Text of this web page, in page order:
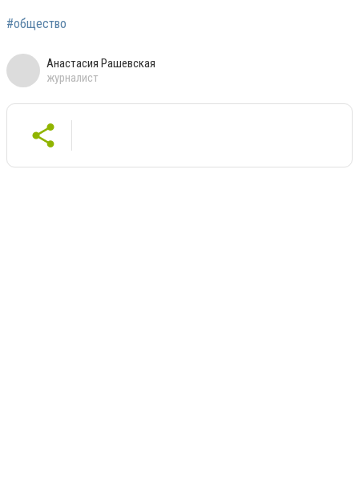
#общество
Анастасия Рашевская
журналист